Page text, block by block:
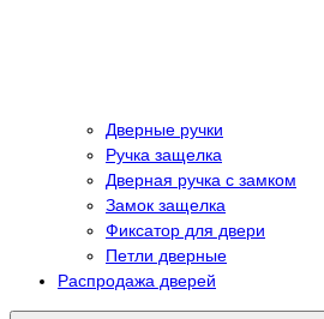
Дверные ручки
Ручка защелка
Дверная ручка с замком
Замок защелка
Фиксатор для двери
Петли дверные
Распродажа дверей